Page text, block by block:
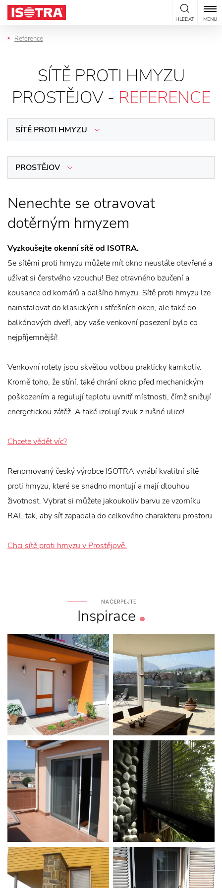
Přeskočit na obsah
HLEDAT MENU
Reference
SÍTĚ PROTI HMYZU
PROSTĚJOV - REFERENCE
SÍTĚ PROTI HMYZU
PROSTĚJOV
Nenechte se otravovat
dotěrným hmyzem
Vyzkoušejte okenní sítě od ISOTRA.
Se sítěmi proti hmyzu můžete mít okno neustále otevřené a
užívat si čerstvého vzduchu! Bez otravného bzučení a
kousance od komárů a dalšího hmyzu. Sítě proti hmyzu lze
nainstalovat do klasických i střešních oken, ale také do
balkónových dveří, aby vaše venkovní posezení bylo co
nejpříjemnější!
Venkovní rolety jsou skvělou volbou prakticky kamkoliv.
Kromě toho, že stíní, také chrání okno před mechanickým
poškozením a regulují teplotu uvnitř místnosti, čímž snižují
energetickou zátěž. A také izolují zvuk z rušné ulice!
Chcete vědět víc?
Renomovaný český výrobce ISOTRA vyrábí kvalitní sítě
proti hmyzu, které se snadno montují a mají dlouhou
životnost. Vybrat si můžete jakoukoliv barvu ze vzorníku
RAL tak, aby síť zapadala do celkového charakteru prostoru.
Chci sítě proti hmyzu v Prostějově.
NAČERPEJTE
Inspirace